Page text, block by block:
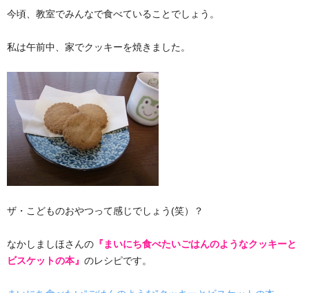
今頃、教室でみんなで食べていることでしょう。
私は午前中、家でクッキーを焼きました。
ザ・こどものおやつって感じでしょう(笑）？
なかしましほさんの 『まいにち食べたいごはんのようなクッキーと
ビスケットの本』 のレシピです。